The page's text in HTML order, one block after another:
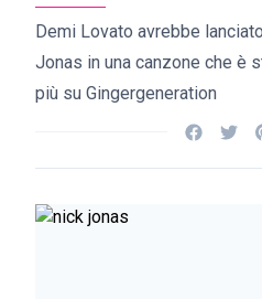
Demi Lovato avrebbe
Jonas in una canzone che è
più su Gingergeneration